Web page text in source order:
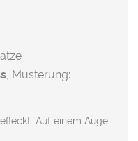
, Musterung:
Auf einem Auge